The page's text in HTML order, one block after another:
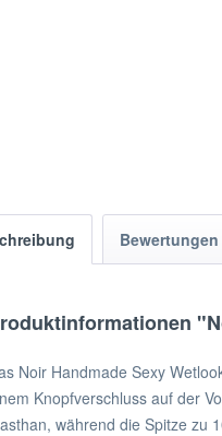
Bewertungen
Noir Handmade Sexy
Knopfverschluss auf der
während die Spitze zu